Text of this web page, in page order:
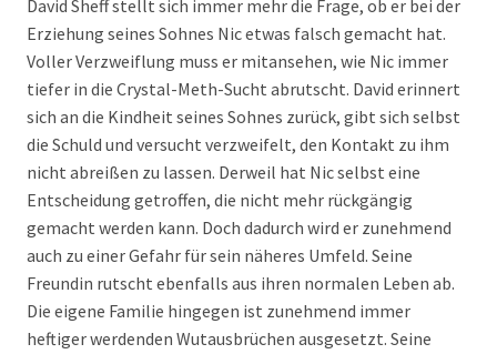
David Sheff stellt sich immer mehr die Frage, ob er bei der
Erziehung seines Sohnes Nic etwas falsch gemacht hat.
Voller Verzweiflung muss er mitansehen, wie Nic immer
tiefer in die Crystal-Meth-Sucht abrutscht. David erinnert
sich an die Kindheit seines Sohnes zurück, gibt sich selbst
die Schuld und versucht verzweifelt, den Kontakt zu ihm
nicht abreißen zu lassen. Derweil hat Nic selbst eine
Entscheidung getroffen, die nicht mehr rückgängig
gemacht werden kann. Doch dadurch wird er zunehmend
auch zu einer Gefahr für sein näheres Umfeld. Seine
Freundin rutscht ebenfalls aus ihren normalen Leben ab.
Die eigene Familie hingegen ist zunehmend immer
heftiger werdenden Wutausbrüchen ausgesetzt. Seine